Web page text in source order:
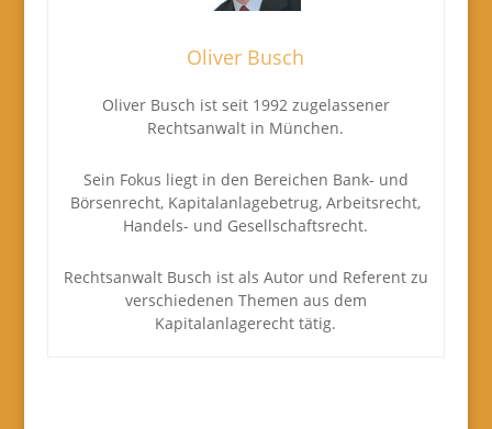
Oliver Busch
Oliver Busch ist seit 1992 zugelassener
Rechtsanwalt in München.
Sein Fokus liegt in den Bereichen Bank- und
Börsenrecht, Kapitalanlagebetrug, Arbeitsrecht,
Handels- und Gesellschaftsrecht.
Rechtsanwalt Busch ist als Autor und Referent zu
verschiedenen Themen aus dem
Kapitalanlagerecht tätig.